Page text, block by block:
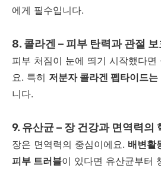
에게 필수입니다.
8. 콜라겐 – 피부 탄력과 관절 보
피부 처짐이 눈에 띄기 시작했다면
요. 특히 저분자 콜라겐 펩타이드
니다.
9. 유산균– 장 건강과 면역력의
장은 면역력의 중심이에요. 배변활
피부 트러블이 있다면 유산균부터